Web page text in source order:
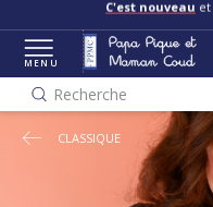
Livraisons et
C'est nouveau et
MENU
Recherche
CLASSIQUE